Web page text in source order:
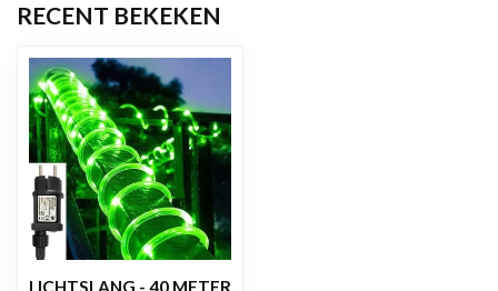
RECENT BEKEKEN
LICHTSLANG - 40 METER